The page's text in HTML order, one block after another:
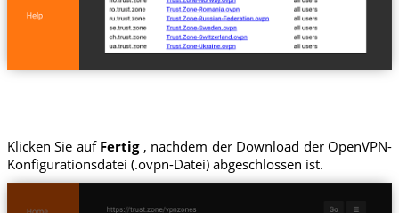
Klicken Sie auf Fertig, nachdem der Download der OpenVPN-
Konfigurationsdatei (.ovpn-Datei) abgeschlossen ist.